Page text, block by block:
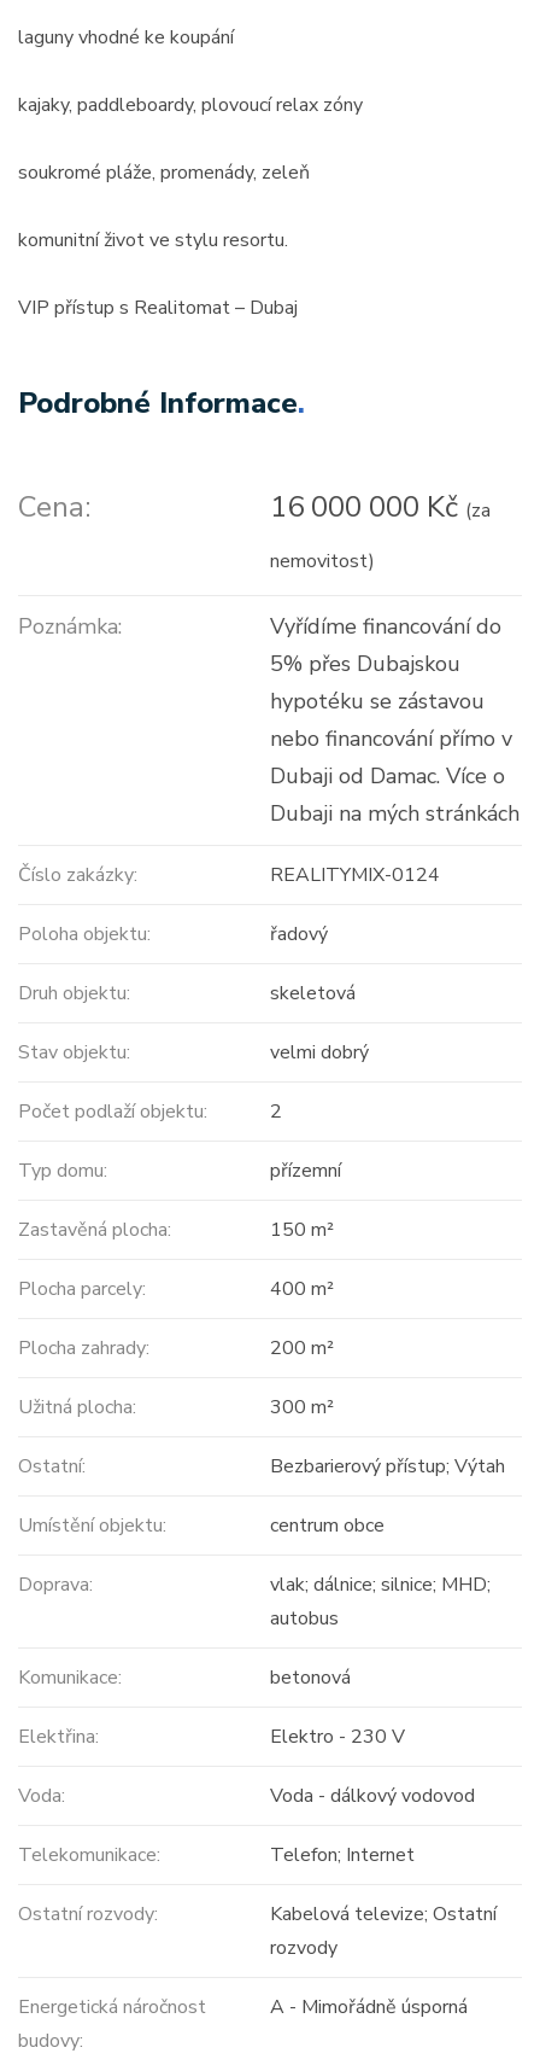
laguny vhodné ke koupání
kajaky, paddleboardy, plovoucí relax zóny
soukromé pláže, promenády, zeleň
komunitní život ve stylu resortu.
VIP přístup s Realitomat – Dubaj
Podrobné Informace.
Cena: 16 000 000 Kč (za
nemovitost)
Poznámka:
Vyřídíme financování do
5% přes Dubajskou
hypotéku se zástavou
nebo financování přímo v
Dubaji od Damac. Více o
Dubaji na mých stránkách
Číslo zakázky: REALITYMIX-0124
Poloha objektu: řadový
Druh objektu: skeletová
Stav objektu: velmi dobrý
Počet podlaží objektu: 2
Typ domu: přízemní
Zastavěná plocha: 150 m²
Plocha parcely: 400 m²
Plocha zahrady: 200 m²
Užitná plocha: 300 m²
Ostatní: Bezbarierový přístup; Výtah
Umístění objektu: centrum obce
Doprava:
vlak; dálnice; silnice; MHD;
autobus
Komunikace: betonová
Elektřina: Elektro - 230 V
Voda: Voda - dálkový vodovod
Telekomunikace: Telefon; Internet
Ostatní rozvody:
Kabelová televize; Ostatní
rozvody
Energetická náročnost
budovy:
A - Mimořádně úsporná